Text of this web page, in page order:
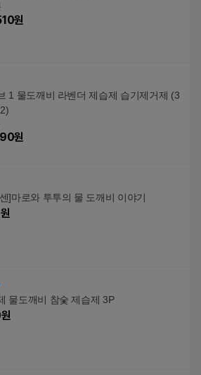
원
1 물도깨비 라벤더 제습제 습기제거제 (3
원
]마로와 투투의 물 도깨비 이야기
원
물도깨비 참숯 제습제 3P
원